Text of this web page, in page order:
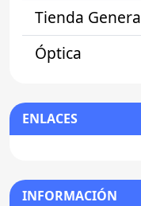
Tienda
Óptica
ENLACES
INFORMACIÓN